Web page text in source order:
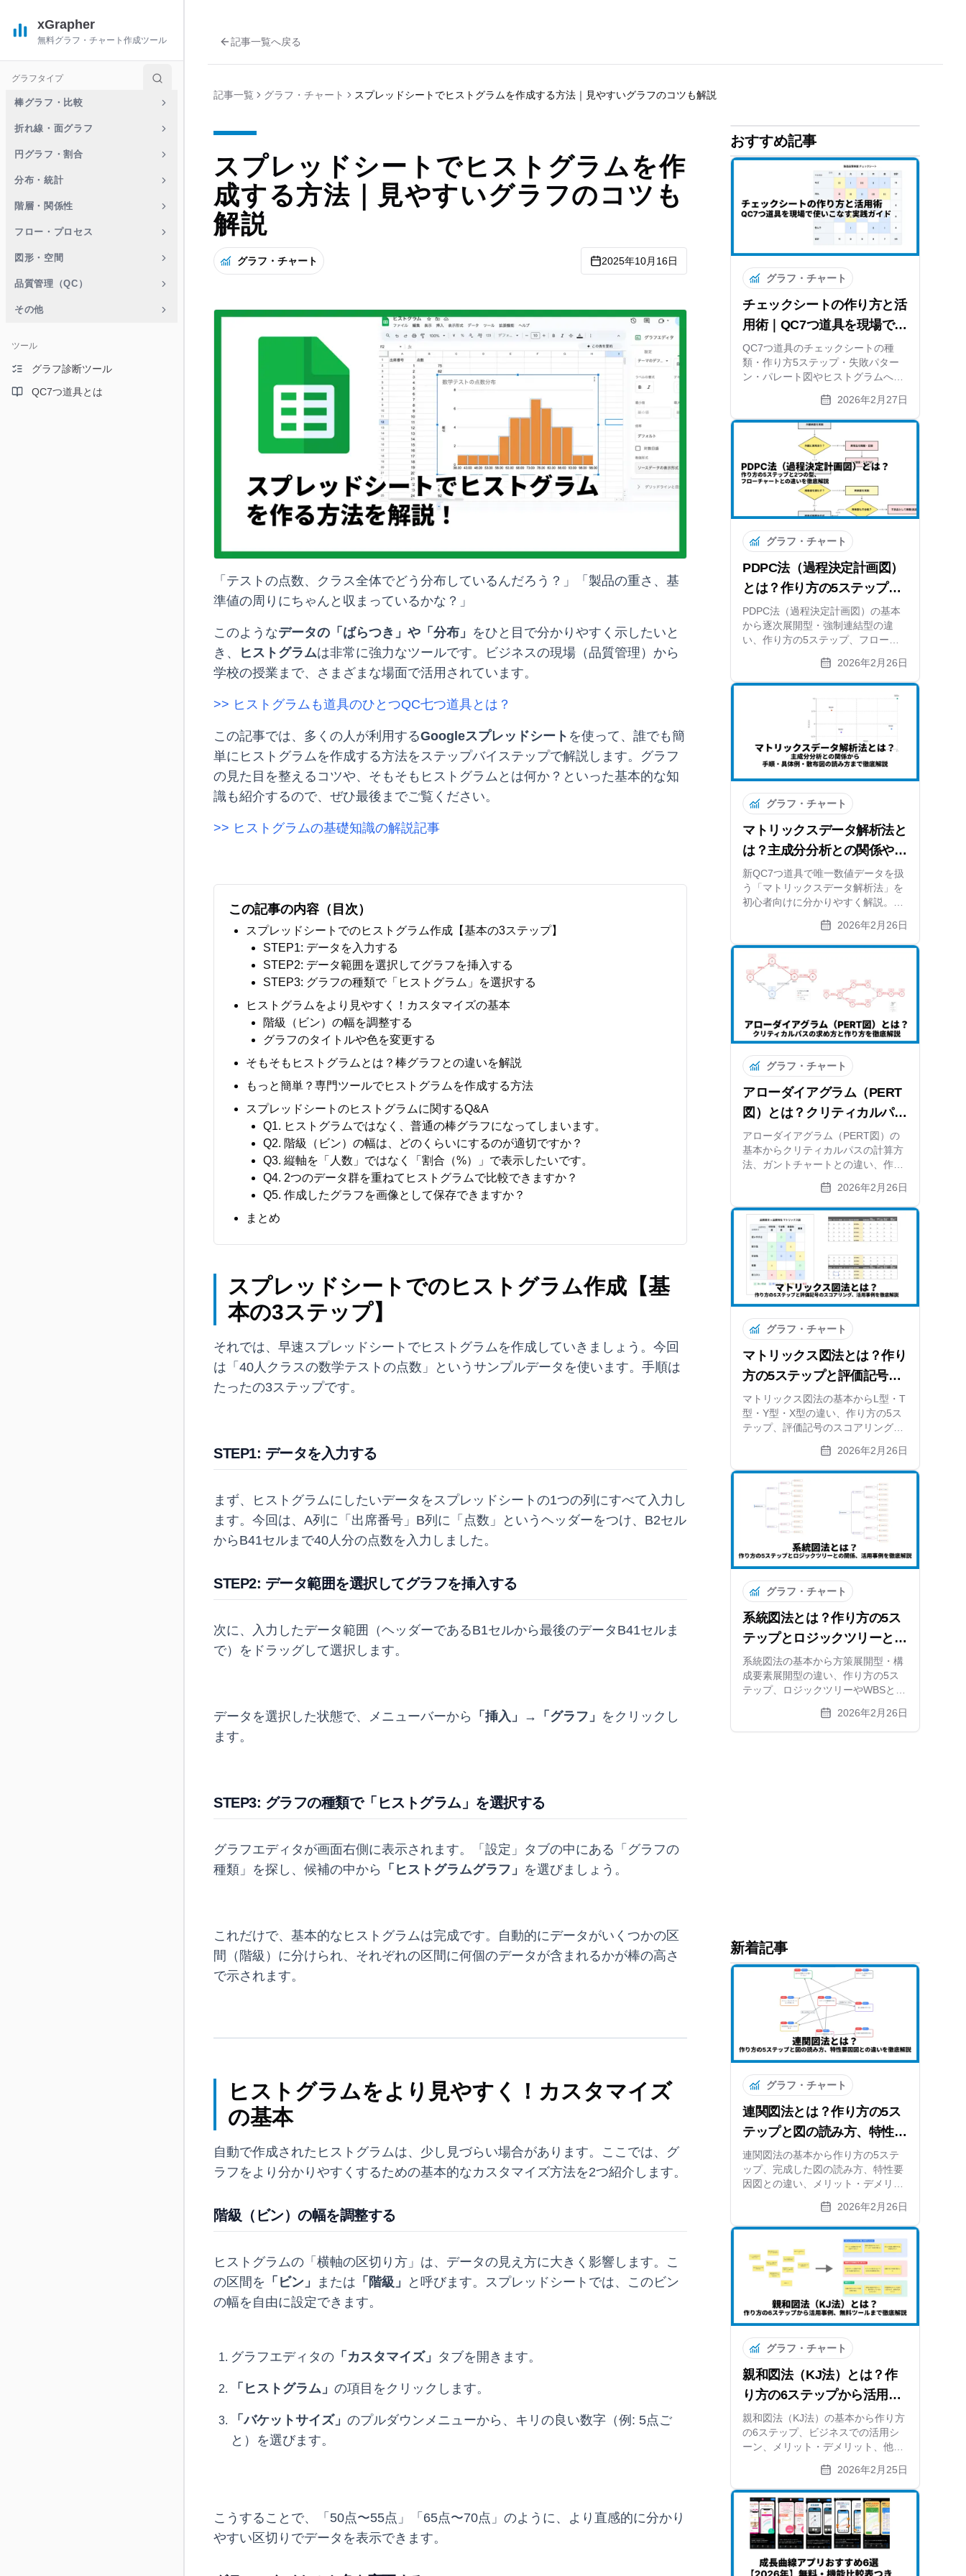
xGrapher
無料グラフ・チャート作成ツール
グラフタイプ
棒グラフ・比較
折れ線・面グラフ
円グラフ・割合
分布・統計
階層・関係性
フロー・プロセス
図形・空間
品質管理（QC）
その他
ツール
グラフ診断ツール
QC7つ道具とは
記事一覧へ戻る
記事一覧 グラフ・チャート スプレッドシートでヒストグラムを作成する方法｜見やすいグラフのコツも解説
スプレッドシートでヒストグラムを作
成する方法｜見やすいグラフのコツも
解説
グラフ・チャート 2025年10月16日
「テストの点数、クラス全体でどう分布しているんだろう？」「製品の重さ、基
準値の周りにちゃんと収まっているかな？」
このようなデータの「ばらつき」や「分布」 をひと目で分かりやすく示したいと
き、
ヒストグラムは非常に強力なツールです。ビジネスの現場（品質管理）から
学校の授業まで、さまざまな場面で活用されています。
>> ヒストグラムも道具のひとつQC七つ道具とは？
この記事では、多くの人が利用するGoogleスプレッドシート を使って、誰でも簡
単にヒストグラムを作成する方法をステップバイステップで解説します。グラフ
の見た目を整えるコツや、そもそもヒストグラムとは何か？といった基本的な知
識も紹介するので、ぜひ最後までご覧ください。
>> ヒストグラムの基礎知識の解説記事
この記事の内容（目次）
スプレッドシートでのヒストグラム作成【基本の3ステップ】
STEP1: データを入力する
STEP2: データ範囲を選択してグラフを挿入する
STEP3: グラフの種類で「ヒストグラム」を選択する
ヒストグラムをより見やすく！カスタマイズの基本
階級（ビン）の幅を調整する
グラフのタイトルや色を変更する
そもそもヒストグラムとは？棒グラフとの違いを解説
もっと簡単？専門ツールでヒストグラムを作成する方法
スプレッドシートのヒストグラムに関するQ&A
Q1. ヒストグラムではなく、普通の棒グラフになってしまいます。
Q2. 階級（ビン）の幅は、どのくらいにするのが適切ですか？
Q3. 縦軸を「人数」ではなく「割合（%）」で表示したいです。
Q4. 2つのデータ群を重ねてヒストグラムで比較できますか？
Q5. 作成したグラフを画像として保存できますか？
まとめ
スプレッドシートでのヒストグラム作成【基
本の3ステップ】
それでは、早速スプレッドシートでヒストグラムを作成していきましょう。今回
は「40人クラスの数学テストの点数」というサンプルデータを使います。手順は
たったの3ステップです。
STEP1: データを入力する
まず、ヒストグラムにしたいデータをスプレッドシートの1つの列にすべて入力し
ます。今回は、A列に「出席番号」B列に「点数」というヘッダーをつけ、B2セル
からB41セルまで40人分の点数を入力しました。
STEP2: データ範囲を選択してグラフを挿入する
次に、入力したデータ範囲（ヘッダーであるB1セルから最後のデータB41セルま
で）をドラッグして選択します。
データを選択した状態で、メニューバーから 「挿入」→「グラフ」 をクリックし
ます。
STEP3: グラフの種類で「ヒストグラム」を選択する
グラフエディタが画面右側に表示されます。「設定」タブの中にある「グラフの
種類」を探し、候補の中から
「ヒストグラムグラフ」 を選びましょう。
これだけで、基本的なヒストグラムは完成です。自動的にデータがいくつかの区
間（階級）に分けられ、それぞれの区間に何個のデータが含まれるかが棒の高さ
で示されます。
ヒストグラムをより見やすく！カスタマイズ
の基本
自動で作成されたヒストグラムは、少し見づらい場合があります。ここでは、グ
ラフをより分かりやすくするための基本的なカスタマイズ方法を2つ紹介します。
階級（ビン）の幅を調整する
ヒストグラムの「横軸の区切り方」は、データの見え方に大きく影響します。こ
の区間を 「ビン」 または 「階級」
と呼びます。スプレッドシートでは、このビン
の幅を自由に設定できます。
グラフエディタの 「カスタマイズ」 タブを開きます。
「ヒストグラム」 の項目をクリックします。
「バケットサイズ」 のプルダウンメニューから、キリの良い数字（例: 5点ご
と）を選びます。
こうすることで、「50点〜55点」「65点〜70点」のように、より直感的に分かり
やすい区切りでデータを表示できます。
おすすめ記事
グラフ・チャート
チェックシートの作り方と活
用術｜QC7つ道具を現場で使
いこなす実践ガイド
QC7つ道具のチェックシートの種
類・作り方5ステップ・失敗パター
ン・パレート図やヒストグラムへの
展開方法まで実践的に解説。無料オ
ンライン作成ツールも紹介します。
2026年2月27日
グラフ・チャート
PDPC法（過程決定計画図）
とは？作り方の5ステップと
2つの型、フローチャートと
の違いを徹底解説
PDPC法（過程決定計画図）の基本
から逐次展開型・強制連結型の違
い、作り方の5ステップ、フローチ
リスク対策を可視化する方法と無料
ツールも紹介します。
2026年2月26日
グラフ・チャート
マトリックスデータ解析法と
は？主成分分析との関係や手
順をわかりやすく解説
新QC7つ道具で唯一数値データを扱
う「マトリックスデータ解析法」を
初心者向けに分かりやすく解説。主
トリックス図法との違い、6つの作
成ステップ、スマホ比較の具体例、
無料ツールを使った散布図の作り方
まで網羅しています。
2026年2月26日
グラフ・チャート
アローダイアグラム（PERT
図）とは？クリティカルパス
の求め方と作り方を徹底解説
アローダイアグラム（PERT図）の
基本からクリティカルパスの計算方
法、ガントチャートとの違い、作り
方の5ステップまで解説。自動計算
できる無料ツールも紹介します。
2026年2月26日
グラフ・チャート
マトリックス図法とは？作り
方の5ステップと評価記号の
スコアリング、活用事例を徹
底解説
マトリックス図法の基本からL型・T
型・Y型・X型の違い、作り方の5ス
テップ、評価記号のスコアリング方
せ活用と無料ツールも紹介します。
2026年2月26日
グラフ・チャート
系統図法とは？作り方の5ス
テップとロジックツリーとの
関係、活用事例を徹底解説
系統図法の基本から方策展開型・構
成要素展開型の違い、作り方の5ス
テップ、ロジックツリーやWBSとの
くコツと無料ツールも紹介します
2026年2月26日
新着記事
グラフ・チャート
連関図法とは？作り方の5ス
テップと図の読み方、特性要
因図との違いを徹底解説
連関図法の基本から作り方の5ステ
ップ、完成した図の読み方、特性要
因図との違い、メリット・デメリッ
トまで解説。矢印分析で根本原因を
特定する方法と無料ツールも紹介し
ます。
2026年2月26日
グラフ・チャート
親和図法（KJ法）とは？作
り方の6ステップから活用事
例、無料ツールまで徹底解説
親和図法（KJ法）の基本から作り方
の6ステップ、ビジネスでの活用シ
ーン、メリット・デメリット、他手
ラインツールでの作成方法も紹介し
ます。
2026年2月25日